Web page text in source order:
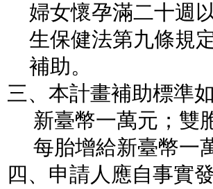
婦女懷孕滿二十週
生保健法第九條規
補助。
三、本計畫補助標準
新臺幣一萬元；雙
每胎增給新臺幣一
四、申請人應自事實